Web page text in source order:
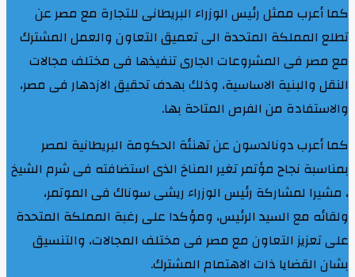
كما أعرب ممثل رئيس الوزراء البريطانى للتجارة مع مصر عن
تطلع المملكة المتحدة الى تعميق التعاون والعمل المشترك
مع مصر فى المشروعات الجارى تنفيذها فى مختلف مجالات
النقل والبنية الاساسية، وذلك بهدف تحقيق الازدهار فى مصر،
والاستفادة من الفرص المتاحة بها.
كما أعرب دونالدسون عن تهنئة الحكومة البريطانية لمصر
بمناسبة نجاح مؤتمر تغير المناخ الذى استضافته فى شرم الشيخ
، مشيرا لمشاركة رئيس الوزراء ريشى سوناك فى الموتمر،
ولقائه مع السيد الرئيس، ومؤكدا على رغبة المملكة المتحدة
على تعزيز التعاون مع مصر فى مختلف المجالات، والتنسيق
بشان القضايا ذات الاهتمام المشترك.